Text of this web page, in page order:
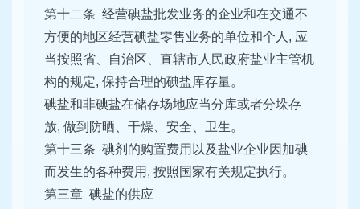
第十二条 经营碘盐批发业务的企业和在交通不
方便的地区经营碘盐零售业务的单位和个人, 应
当按照省、自治区、直辖市人民政府盐业主管机
构的规定, 保持合理的碘盐库存量。
碘盐和非碘盐在储存场地应当分库或者分垛存
放, 做到防晒、干燥、安全、卫生。
第十三条 碘剂的购置费用以及盐业企业因加碘
而发生的各种费用, 按照国家有关规定执行。
第三章 碘盐的供应